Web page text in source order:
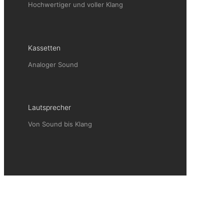
Hochwertiger und voller Klang
Kassetten
Analoger Sound
Lautsprecher
Von Sound bis Klang